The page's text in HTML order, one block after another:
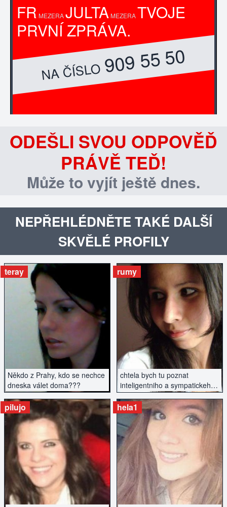
FR MEZERAJULTA MEZERATVOJE
PRVNÍ ZPRÁVA.
NA ČÍSLO909 55 50
ODEŠLI SVOU ODPOVĚĎ
PRÁVĚ TEĎ!
Může to vyjít ještě dnes.
NEPŘEHLÉDNĚTE TAKÉ DALŠÍ
SKVĚLÉ PROFILY
Někdo z Prahy, kdo se nechce
dneska válet doma???
teray
ZOBRAZIT INZERÁT
chtela bych tu poznat
inteligentniho a sympatickeho
muze, nekruaka, vyssi postavy
rumy
ZOBRAZIT INZERÁT
pilujo
ZOBRAZIT INZERÁT
hela1
ZOBRAZIT INZERÁT